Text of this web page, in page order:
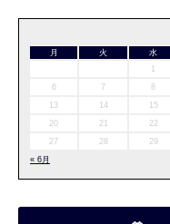
月 火 水
1
6
7 8
13
14 15
20
21 22
27
28 29
« 6月